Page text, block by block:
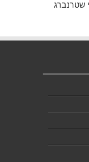
שטרנברג